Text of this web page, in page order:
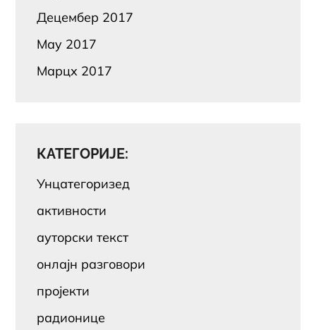
Децембер 2017
Маy 2017
Марцх 2017
КАТЕГОРИЈЕ:
Унцатегоризед
активности
ауторски текст
онлајн разговори
пројекти
радионице